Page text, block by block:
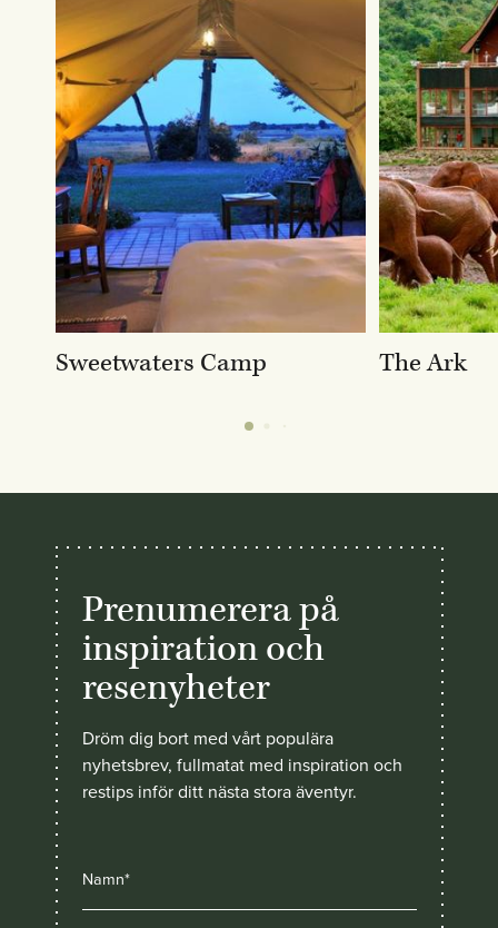
Sweetwaters Camp The Ark
Prenumerera på
inspiration och
resenyheter
Dröm dig bort med vårt populära
nyhetsbrev, fullmatat med inspiration och
restips inför ditt nästa stora äventyr.